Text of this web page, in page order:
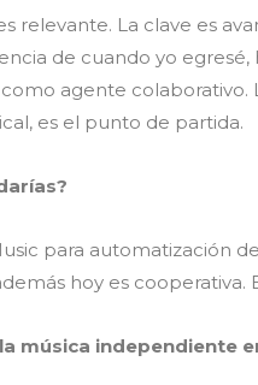
relevante. La clave es
de cuando yo
agente
es el punto de partida.
para automatización
hoy es
música independiente